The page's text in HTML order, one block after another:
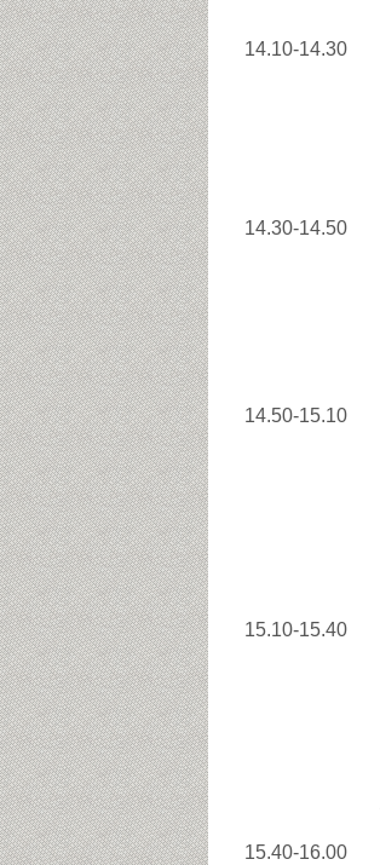
14.10-14.30
14.30-14.50
14.50-15.10
15.10-15.40
15.40-16.00